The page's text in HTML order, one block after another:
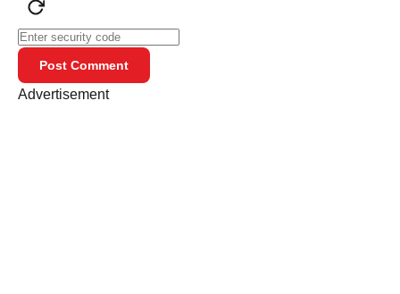
Post Comment
Advertisement